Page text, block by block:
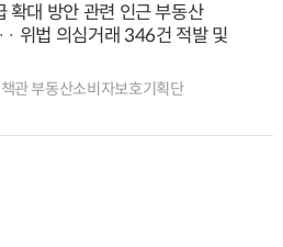
확대 방안 관련 인근 부동산
위법 의심거래 346건 적발 및
관 부동산소비자보호기획단